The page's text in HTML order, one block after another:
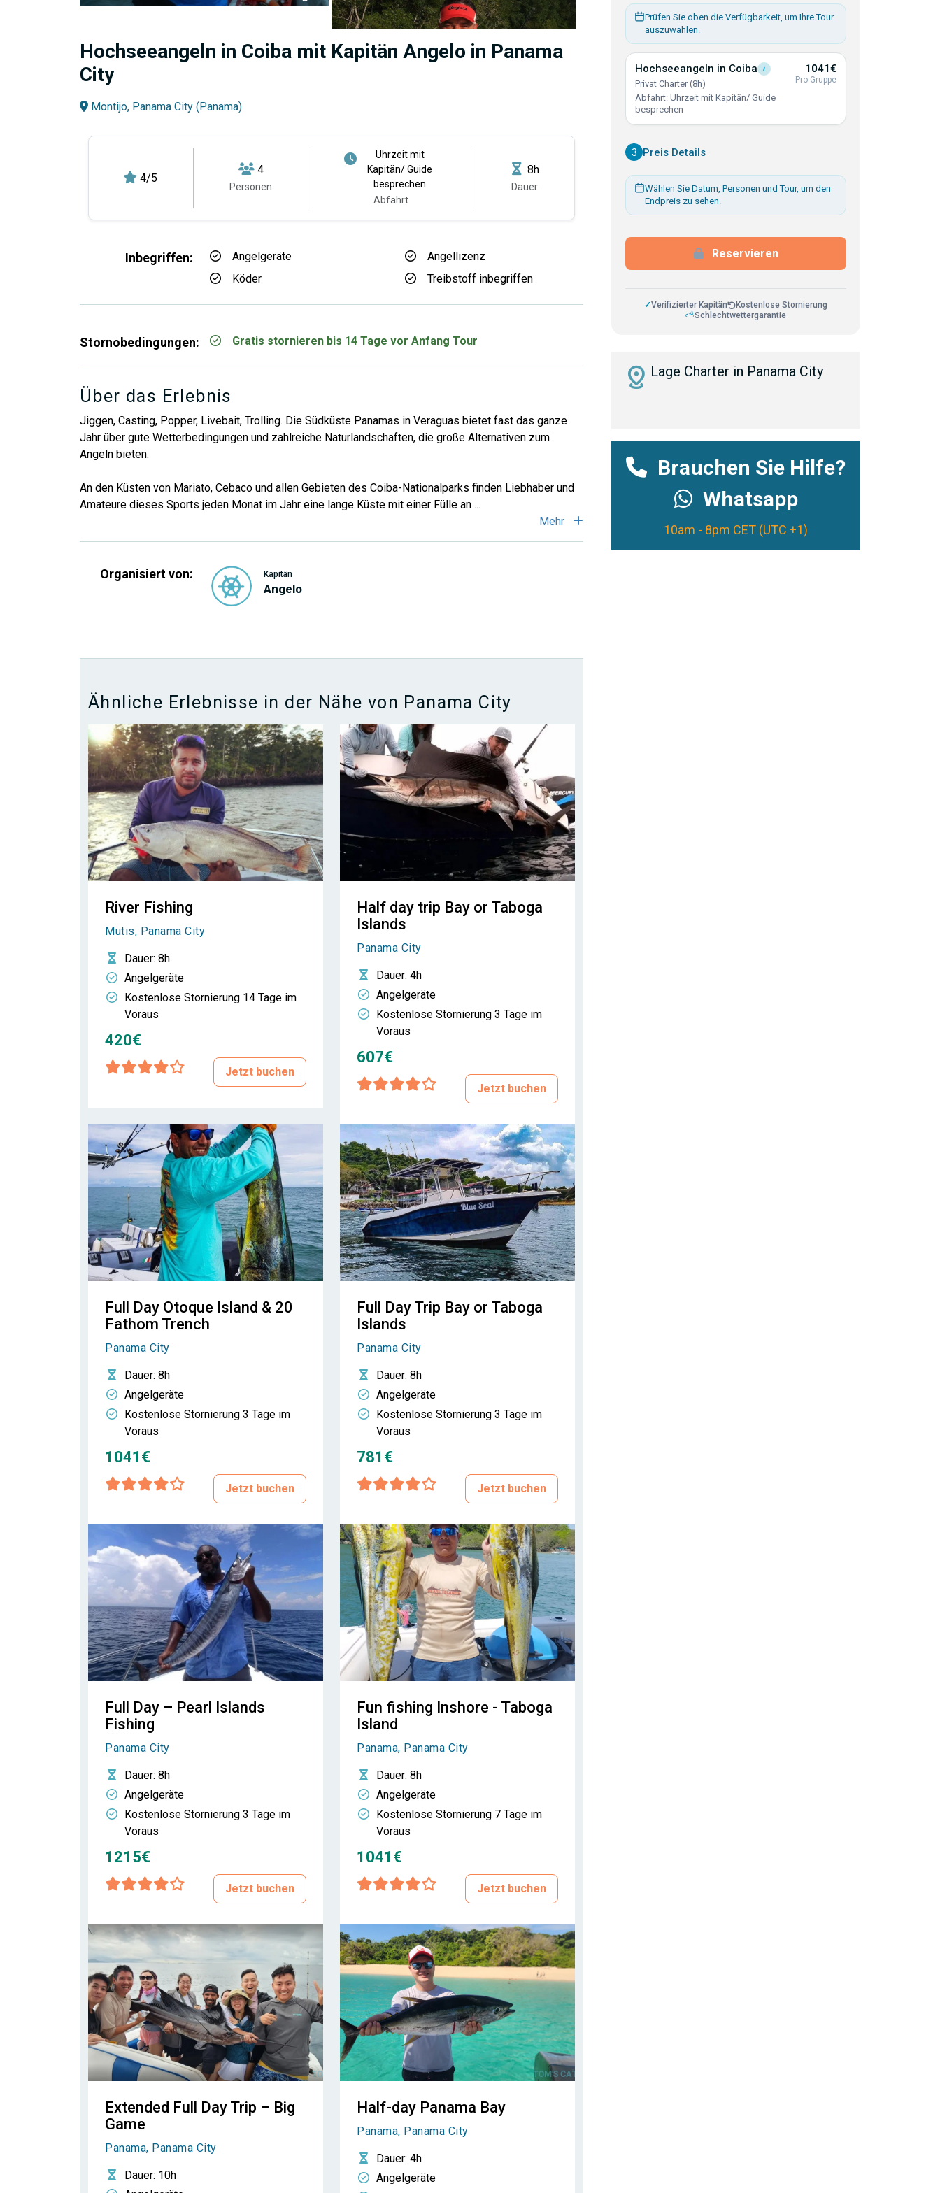
Hochseeangeln in Coiba mit Kapitän Angelo in Panama
City
Montijo, Panama City (Panama)
4/5
4
Personen
Uhrzeit mit
Kapitän/ Guide
besprechen
Abfahrt
8h
Dauer
Inbegriffen: Angelgeräte
Angellizenz
Köder
Treibstoff inbegriffen
Stornobedingungen: Gratis stornieren bis 14 Tage vor Anfang Tour
Über das Erlebnis
Jiggen, Casting, Popper, Livebait, Trolling. Die Südküste Panamas in Veraguas bietet fast das ganze
Jahr über gute Wetterbedingungen und zahlreiche Naturlandschaften, die große Alternativen zum
Angeln bieten.
An den Küsten von Mariato, Cebaco und allen Gebieten des Coiba-Nationalparks finden Liebhaber und
Amateure dieses Sports jeden Monat im Jahr eine lange Küste mit einer Fülle an ...
Mehr
Organisiert von: Kapitän
Angelo
Ähnliche Erlebnisse in der Nähe von Panama City
River Fishing
Mutis, Panama City
Dauer: 8h
Angelgeräte
Kostenlose Stornierung 14 Tage im
Voraus
420€
Jetzt buchen
Half day trip Bay or Taboga
Islands
Panama City
Dauer: 4h
Angelgeräte
Kostenlose Stornierung 3 Tage im
Voraus
607€
Jetzt buchen
Full Day Otoque Island & 20
Fathom Trench
Panama City
Dauer: 8h
Angelgeräte
Kostenlose Stornierung 3 Tage im
Voraus
1041€
Jetzt buchen
Full Day Trip Bay or Taboga
Islands
Panama City
Dauer: 8h
Angelgeräte
Kostenlose Stornierung 3 Tage im
Voraus
781€
Jetzt buchen
Full Day – Pearl Islands
Fishing
Panama City
Dauer: 8h
Angelgeräte
Kostenlose Stornierung 3 Tage im
Voraus
1215€
Jetzt buchen
Fun fishing Inshore - Taboga
Island
Panama, Panama City
Dauer: 8h
Angelgeräte
Kostenlose Stornierung 7 Tage im
Voraus
1041€
Jetzt buchen
Extended Full Day Trip – Big
Game
Panama, Panama City
Dauer: 10h
Half-day Panama Bay
Panama, Panama City
Dauer: 4h
Angelgeräte
Prüfen Sie oben die Verfügbarkeit, um Ihre Tour
auszuwählen.
Hochseeangeln in Coiba i
Privat Charter (8h)
Abfahrt: Uhrzeit mit Kapitän/ Guide
besprechen
1041€
Pro Gruppe
3 Preis Details
Wählen Sie Datum, Personen und Tour, um den
Endpreis zu sehen.
Reservieren
✓Verifizierter Kapitän
Kostenlose Stornierung
⛅Schlechtwettergarantie
distance Lage Charter in Panama City
Brauchen Sie Hilfe?
Whatsapp
10am - 8pm CET (UTC +1)